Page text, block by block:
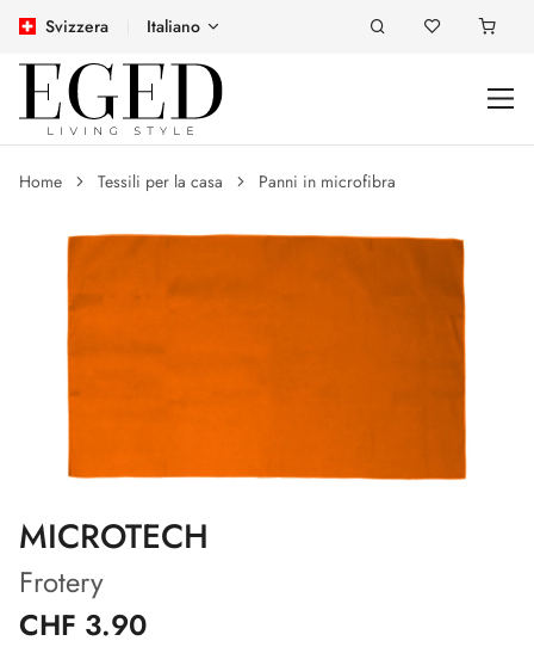
Svizzera Italiano
Home Tessili per la casa Panni in microfibra
MICROTECH
Frotery
CHF 3.90